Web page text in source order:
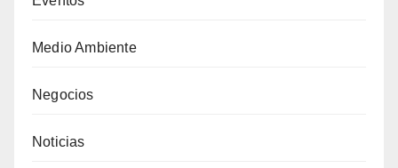
Medio Ambiente
Negocios
Noticias